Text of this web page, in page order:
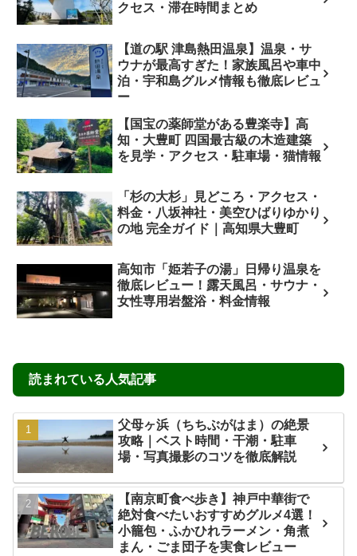
クセス・滞在時間まとめ
【道の駅 津島熱田温泉】温泉・サ
ウナが最高すぎた！家族風呂や車中
泊・宇和島グルメ情報も徹底レビュ
ー
【国宝の薬師堂がある豊楽寺】高
知・大豊町 四国最古級の木造建築
を見学・アクセス・駐車場・猫情報
「杉の大杉」見どころ・アクセス・
料金・八坂神社・美空ひばりゆかり
の地 完全ガイド｜高知県大豊町
高知市「姫若子の湯」日帰り温泉を
徹底レビュー！露天風呂・サウナ・
女性専用岩盤浴・料金情報
読まれている人気記事
父母ヶ浜（ちちぶがはま）の絶景
攻略｜ベスト時間・干潮・駐車
場・写真撮影のコツを徹底解説
【南京町食べ歩き】神戸中華街で
絶対食べたいおすすめグルメ4選！
小籠包・ふかひれラーメン・角煮
まん・ごま団子を実食レビュー